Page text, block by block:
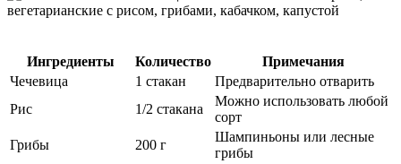
Ингредиенты Количество
Примечания
Чечевица
1 стакан
Предварительно отварить
Рис
1/2 стакана
Можно использовать любой
сорт
Грибы
200 г
Шампиньоны или лесные
грибы